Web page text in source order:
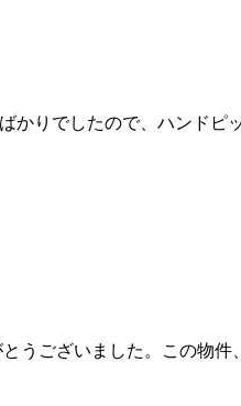
りでしたので、ハンドピ
うございました。この物件